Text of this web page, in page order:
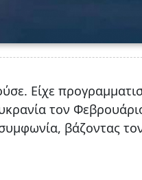
Είχε
τον
βάζοντας